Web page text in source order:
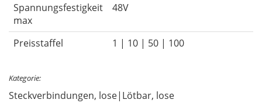
Spannungsfestigkeit
max
48V
Preisstaffel 1 | 10 | 50 | 100
Kategorie:
Steckverbindungen, lose|Lötbar, lose